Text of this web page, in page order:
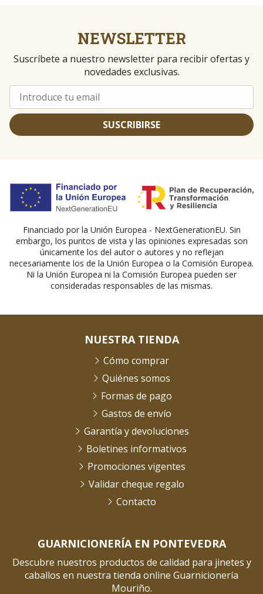
NEWSLETTER
Suscríbete a nuestro newsletter para recibir ofertas y
novedades exclusivas.
SUSCRIBIRSE
Financiado por la Unión Europea - NextGenerationEU. Sin
embargo, los puntos de vista y las opiniones expresadas son
únicamente los del autor o autores y no reflejan
necesariamente los de la Unión Europea o la Comisión Europea.
Ni la Unión Europea ni la Comisión Europea pueden ser
consideradas responsables de las mismas.
GUARNICIONERÍA EN PONTEVEDRA
Descubre nuestros productos de calidad para jinetes y
caballos en nuestra tienda online Guarnicionería
Mouriño.
NUESTRA TIENDA
Cómo comprar
Quiénes somos
Formas de pago
Gastos de envío
Garantía y devoluciones
Boletines informativos
Promociones vigentes
Validar cheque regalo
Contacto